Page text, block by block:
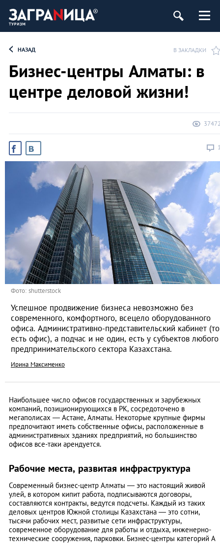
НАЗАД В ЗАКЛАДКИ
Бизнес-центры Алматы: в
центре деловой жизни!
Фото: shutterstock
Успешное продвижение бизнеса невозможно без
современного, комфортного, всецело оборудованного
офиса. Административно-представительский кабинет (то
есть офис), а подчас и не один, есть у субъектов любого
предпринимательского сектора Казахстана.
Ирина Максименко
Наибольшее число офисов государственных и зарубежных
компаний, позиционирующихся в РК, сосредоточено в
мегаполисах — Астане, Алматы. Некоторые крупные фирмы
предпочитают иметь собственные офисы, расположенные в
административных зданиях предприятий, но большинство
офисов все-таки арендуется.
Рабочие места, развитая инфраструктура
Современный бизнес-центр Алматы — это настоящий живой
улей, в котором кипит работа, подписываются договоры,
составляются контракты, ведутся подсчеты. Каждый из таких
деловых центров Южной столицы Казахстана — это сотни,
тысячи рабочих мест, развитые сети инфраструктуры,
современное оборудование для работы и отдыха, инженерно-
технические сооружения, парковки. Бизнес-центры категорий А